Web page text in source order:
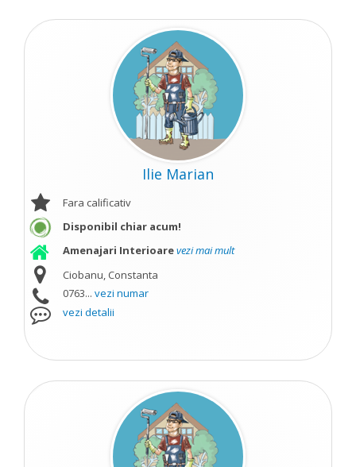
Ilie Marian
Fara calificativ
Disponibil chiar acum!
Amenajari Interioarevezi mai mult
Ciobanu, Constanta
0763... vezi numar
vezi detalii